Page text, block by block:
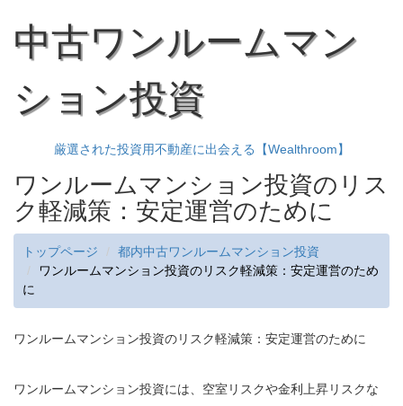
中古ワンルームマン
ション投資
厳選された投資用不動産に出会える【Wealthroom】
ワンルームマンション投資のリス
ク軽減策：安定運営のために
トップページ
都内中古ワンルームマンション投資
ワンルームマンション投資のリスク軽減策：安定運営のため
に
ワンルームマンション投資のリスク軽減策：安定運営のために
ワンルームマンション投資には、空室リスクや金利上昇リスクな